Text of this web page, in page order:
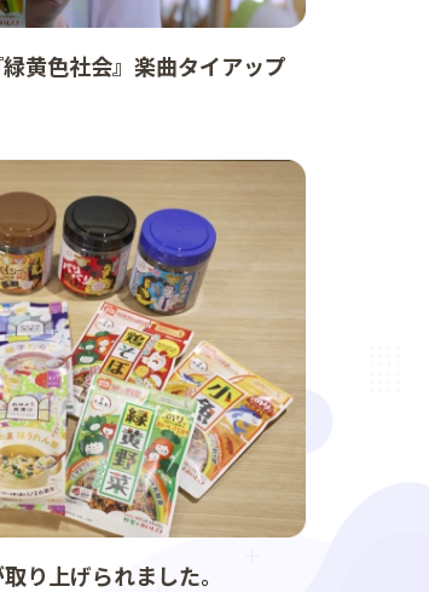
黄色社会』楽曲タイアップ
り上げられました。